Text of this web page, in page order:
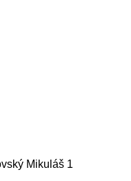
Mikuláš 1